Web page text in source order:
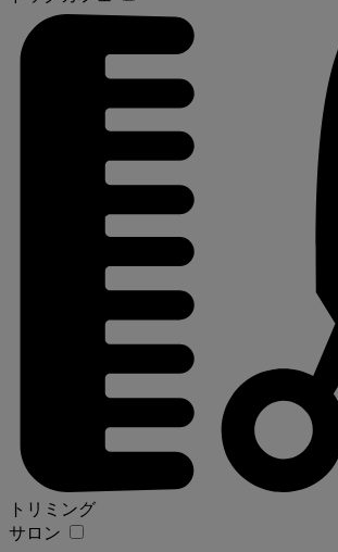
トリミング
サロン